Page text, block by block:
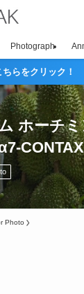
Photograph
ク！
ホーチ
Photo